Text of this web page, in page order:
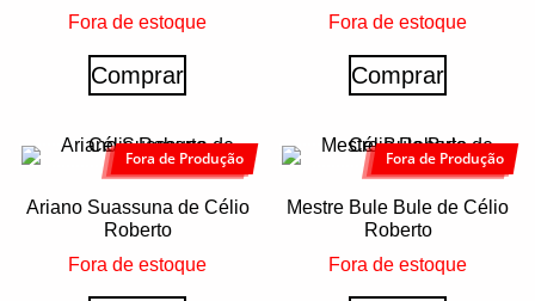
Fora de estoque
Comprar
Fora de estoque
Comprar
Fora de Produção
Ariano Suassuna de Célio
Roberto
Fora de estoque
Fora de Produção
Mestre Bule Bule de Célio
Roberto
Fora de estoque